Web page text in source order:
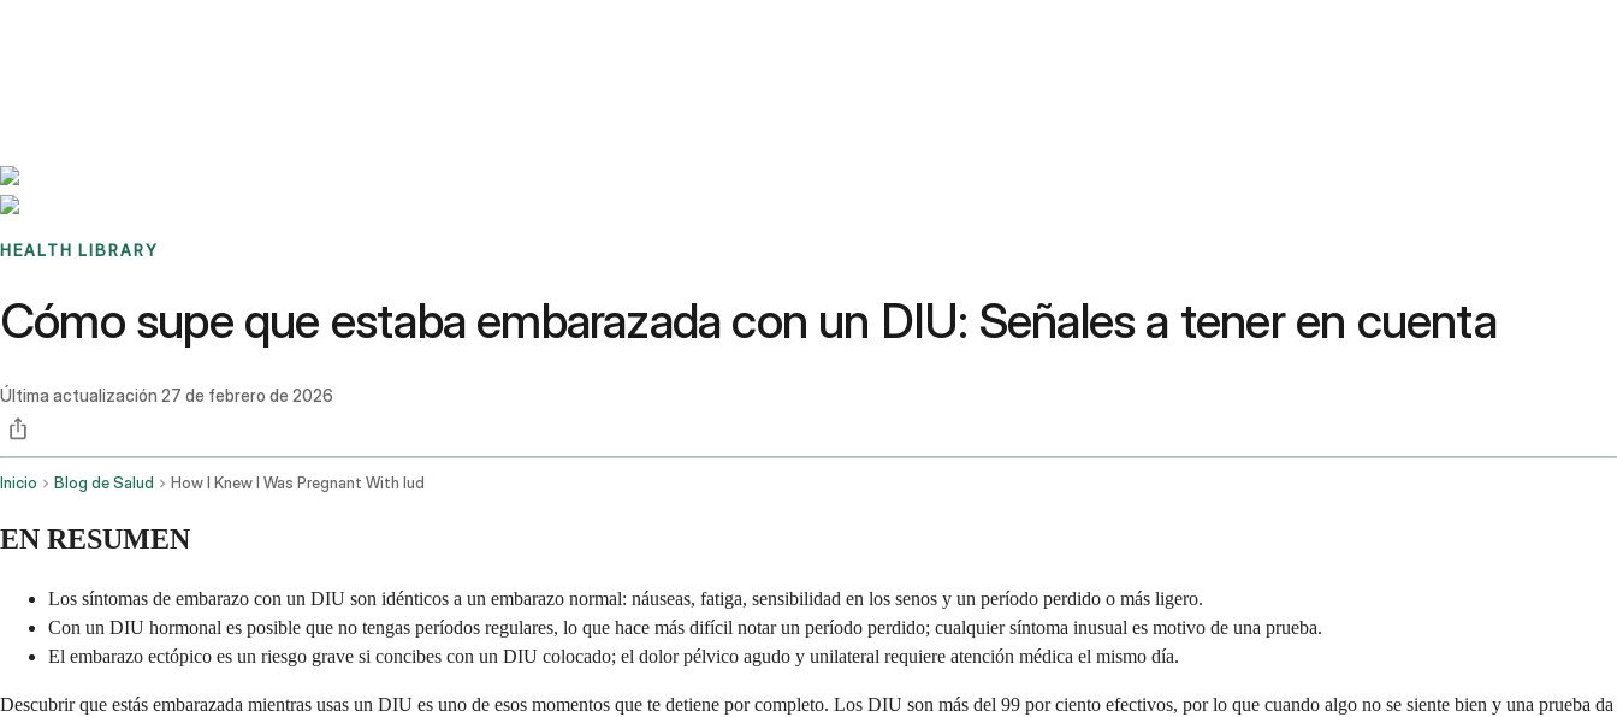
HEALTH LIBRARY
Cómo supe que estaba embarazada con un DIU: Señales a tener en cuenta
Última actualización 27 de febrero de 2026
Inicio Blog de Salud How I Knew I Was Pregnant With Iud
EN RESUMEN
Los síntomas de embarazo con un DIU son idénticos a un embarazo normal: náuseas, fatiga, sensibilidad en los senos y un período perdido o más ligero.
Con un DIU hormonal es posible que no tengas períodos regulares, lo que hace más difícil notar un período perdido; cualquier síntoma inusual es motivo de una prueba.
El embarazo ectópico es un riesgo grave si concibes con un DIU colocado; el dolor pélvico agudo y unilateral requiere atención médica el mismo día.
Descubrir que estás embarazada mientras usas un DIU es uno de esos momentos que te detiene por completo. Los DIU son más del 99 por ciento efectivos, por lo que cuando algo no se siente bien y una prueba da